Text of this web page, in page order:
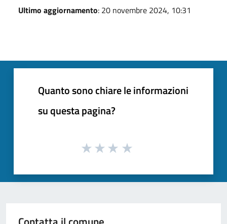
Ultimo aggiornamento: 20 novembre 2024, 10:31
Quanto sono chiare le informazioni
su questa pagina?